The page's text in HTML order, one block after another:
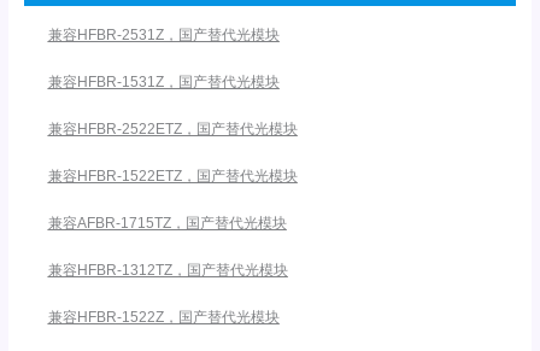
兼容HFBR-2531Z，国产替代光模块
兼容HFBR-1531Z，国产替代光模块
兼容HFBR-2522ETZ，国产替代光模块
兼容HFBR-1522ETZ，国产替代光模块
兼容AFBR-1715TZ，国产替代光模块
兼容HFBR-1312TZ，国产替代光模块
兼容HFBR-1522Z，国产替代光模块